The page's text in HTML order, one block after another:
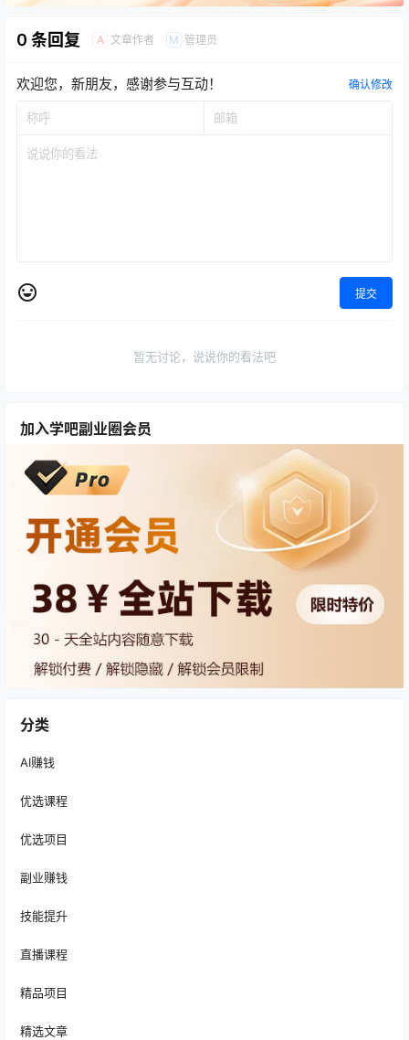
0 条回复 A 文章作者 M 管理员
欢迎您，新朋友，感谢参与互动！ 确认修改
提交
暂无讨论，说说你的看法吧
加入学吧副业圈会员
分类
AI赚钱
优选课程
优选项目
副业赚钱
技能提升
直播课程
精品项目
精选文章